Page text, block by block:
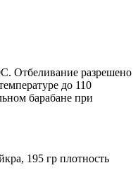
Отбеливание разрешено
до 110
барабане при
195 гр плотность